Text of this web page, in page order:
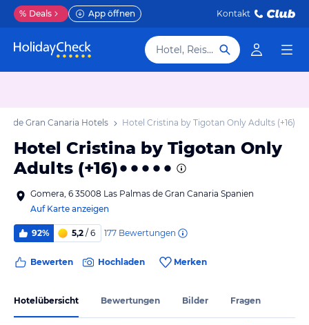
% Deals App öffnen Kontakt
Hotel, Reiseziel
de Gran Canaria Hotels Hotel Cristina by Tigotan Only Adults (+16)
Hotel Cristina by Tigotan Only
Adults (+16)
Gomera, 6 35008 Las Palmas de Gran Canaria Spanien
Auf Karte anzeigen
92% 5,2 / 6 177 Bewertungen
Bewerten Hochladen Merken
Hotelübersicht Bewertungen Bilder Fragen